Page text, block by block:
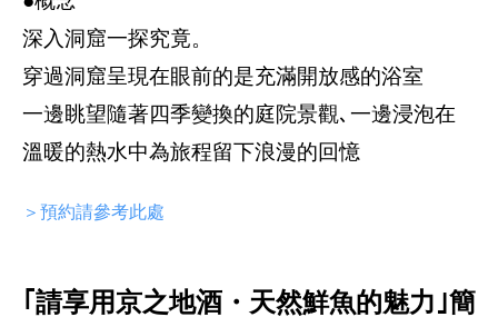
深入洞窟一探究竟。
穿過洞窟呈現在眼前的是充滿開放感的浴室
一邊眺望隨著四季變換的庭院景觀､一邊浸泡在
溫暖的熱水中為旅程留下浪漫的回憶
＞預約請參考此處
｢請享用京之地酒・天然鮮魚的魅力｣簡